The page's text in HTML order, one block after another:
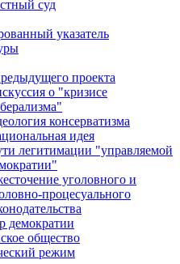
суд
указатель
проекта
о "кризисе
консерватизма
идея
легитимации "управляемой
уголовного и
процесуального
демократии
общество
режим